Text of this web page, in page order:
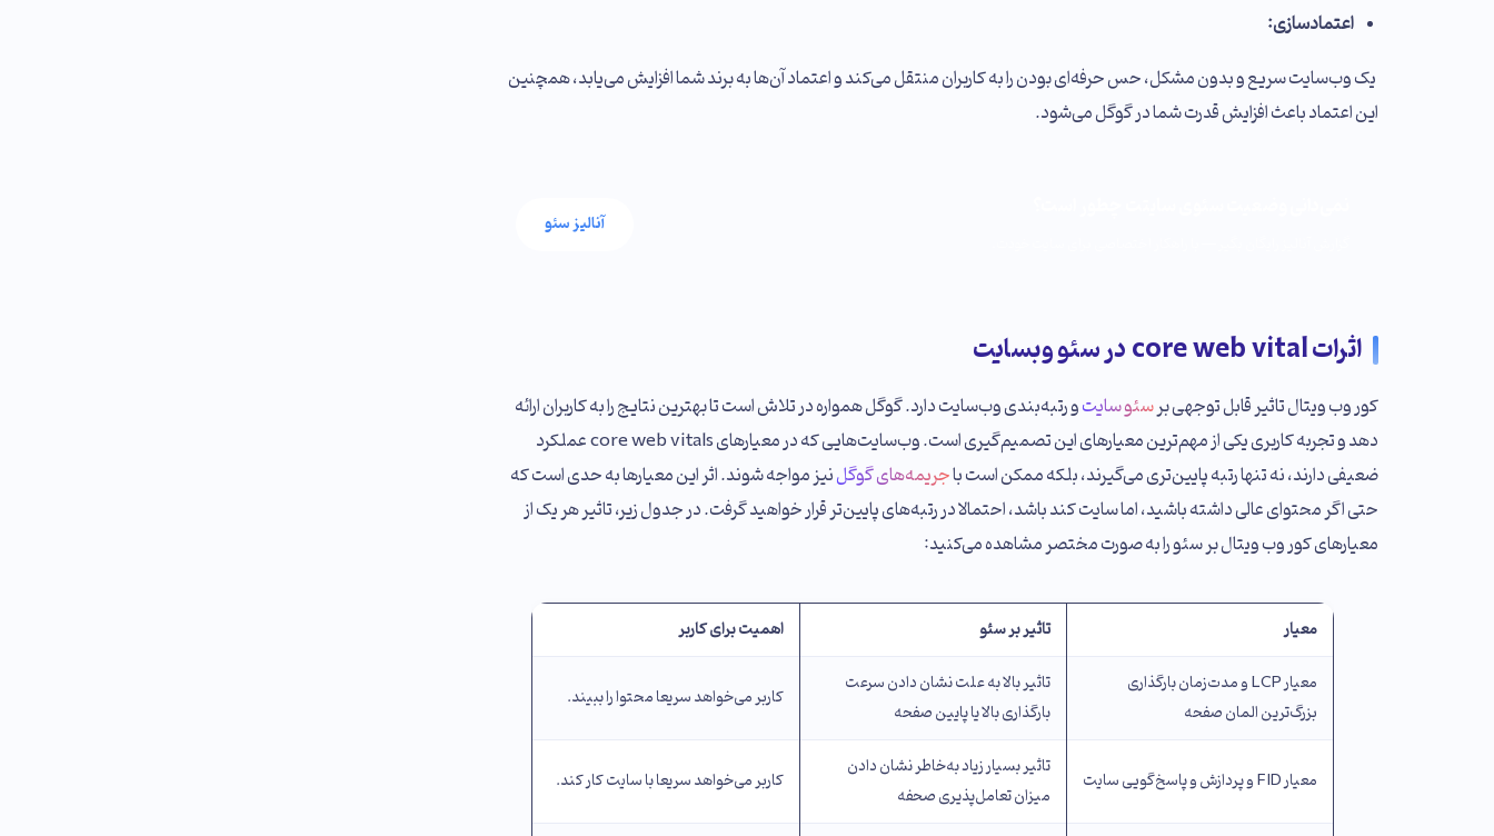
اعتمادسازی:
یک وب‌سایت سریع و بدون مشکل، حس حرفه‌ای بودن را به کاربران منتقل می‌کند و اعتماد آن‌ها به برند شما افزایش می‌یابد، همچنین
این اعتماد باعث افزایش قدرت شما در گوگل می‌شود.
آنالیز سئو
اثرات core web vital در سئو وبسایت
کور وب ویتال تاثیر قابل توجهی بر سئو سایتو رتبه‌بندی وب‌سایت دارد. گوگل همواره در تلاش است تا بهترین نتایج را به کاربران ارائه
دهد و تجربه کاربری یکی از مهم‌ترین معیارهای این تصمیم‌گیری است. وب‌سایت‌هایی که در معیارهای core web vitals عملکرد
ضعیفی دارند، نه تنها رتبه پایین‌تری می‌گیرند، بلکه ممکن است باجریمه‌های گوگلنیز مواجه شوند. اثر این معیارها به حدی است که
حتی اگر محتوای عالی داشته باشید، اما سایت کند باشد، احتمالا در رتبه‌های پایین‌تر قرار خواهید گرفت. در جدول زیر، تاثیر هر یک از
معیارهای کور وب ویتال بر سئو را به صورت مختصر مشاهده می‌کنید:
معیار تاثیر بر سئو اهمیت برای کاربر
معیار LCP و مدت‌زمان بارگذاری
بزرگ‌ترین المان صفحه
تاثیر بالا به علت نشان دادن سرعت
بارگذاری بالا یا پایین صفحه
کاربر می‌خواهد سریعا محتوا را ببیند.
معیار FID و پردازش و پاسخ‌گویی سایت
تاثیر بسیار زیاد به‌خاطر نشان دادن
میزان تعامل‌پذیری صحفه
کاربر می‌خواهد سریعا با سایت کار کند.